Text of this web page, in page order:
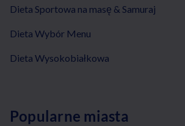
Dieta Sportowa na masę & Samuraj
Dieta Wybór Menu
Dieta Wysokobiałkowa
Popularne miasta